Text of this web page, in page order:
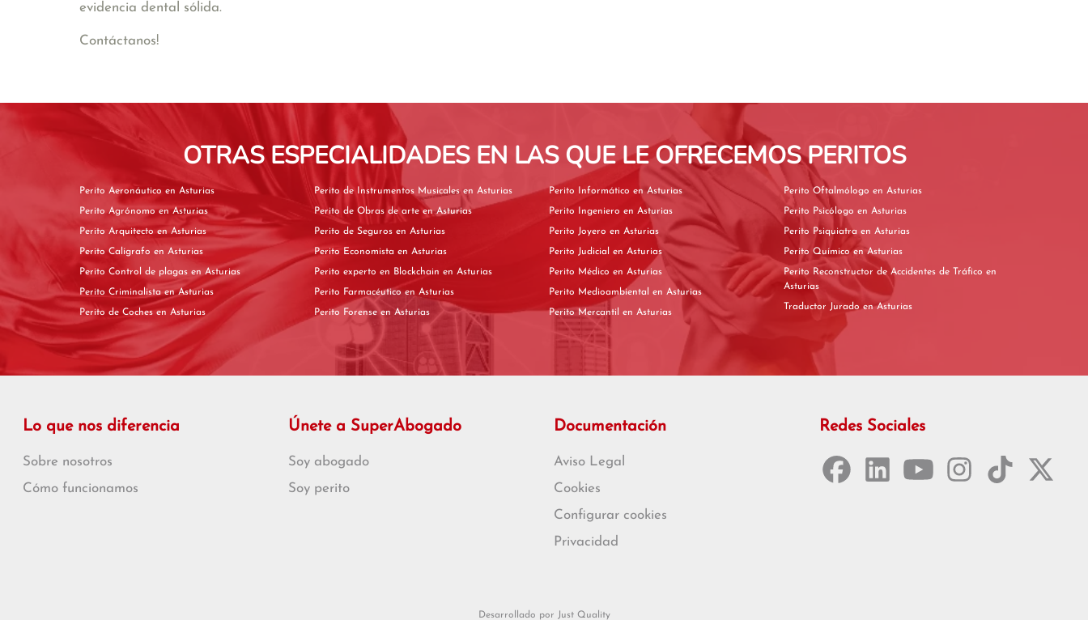
evidencia dental sólida.
Contáctanos!
OTRAS ESPECIALIDADES EN LAS QUE LE OFRECEMOS PERITOS
Perito Aeronáutico en Asturias
Perito Agrónomo en Asturias
Perito Arquitecto en Asturias
Perito Calígrafo en Asturias
Perito Control de plagas en Asturias
Perito Criminalista en Asturias
Perito de Coches en Asturias
Perito de Instrumentos Musicales en Asturias
Perito de Obras de arte en Asturias
Perito de Seguros en Asturias
Perito Economista en Asturias
Perito experto en Blockchain en Asturias
Perito Farmacéutico en Asturias
Perito Forense en Asturias
Perito Informático en Asturias
Perito Ingeniero en Asturias
Perito Joyero en Asturias
Perito Judicial en Asturias
Perito Médico en Asturias
Perito Medioambiental en Asturias
Perito Mercantil en Asturias
Perito Oftalmólogo en Asturias
Perito Psicólogo en Asturias
Perito Psiquiatra en Asturias
Perito Químico en Asturias
Perito Reconstructor de Accidentes de Tráfico en
Asturias
Traductor Jurado en Asturias
Lo que nos diferencia
Sobre nosotros
Cómo funcionamos
Únete a SuperAbogado
Soy abogado
Soy perito
Documentación
Aviso Legal
Cookies
Configurar cookies
Privacidad
Redes Sociales
Desarrollado por Just Quality